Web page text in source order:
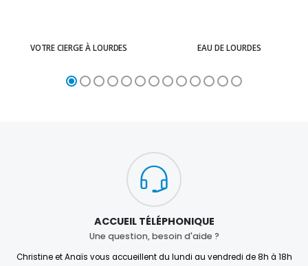
VOTRE CIERGE À LOURDES EAU DE LOURDES
ACCUEIL TÉLÉPHONIQUE
Une question, besoin d'aide ?
Christine et Anaïs vous accueillent du lundi au vendredi de 8h à 18h